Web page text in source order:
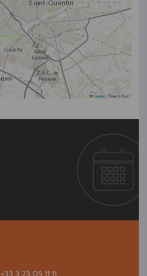
Leaflet|Tiles ©Esri
+33 3 23 05 11 11